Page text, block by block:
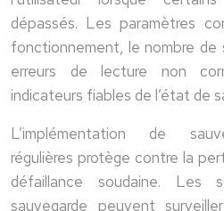
dépassés. Les paramètres
fonctionnement, le nombre
erreurs de lecture non
indicateurs fiables de l’état de
L’implémentation de
régulières protège contre la
défaillance soudaine. Les
sauvegarde peuvent